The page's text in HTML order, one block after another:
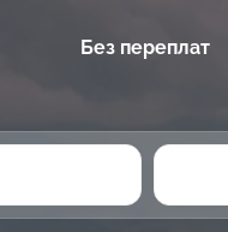
Без переплат